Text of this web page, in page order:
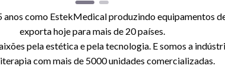
como EstekMedical produzindo equipamentos
exporta hoje para mais de 20 países.
pela estética e pela tecnologia. E somos a
com mais de 5000 unidades comercializadas.